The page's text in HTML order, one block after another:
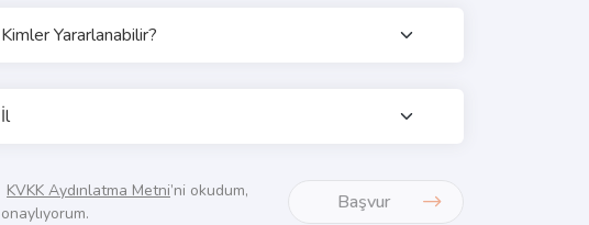
KVKK Aydınlatma Metni’ni okudum,
onaylıyorum.
Başvur